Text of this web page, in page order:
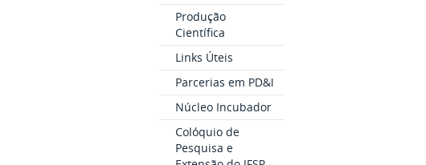
Produção
Científica
Links Úteis
Parcerias em PD&I
Núcleo Incubador
Colóquio de
Pesquisa e